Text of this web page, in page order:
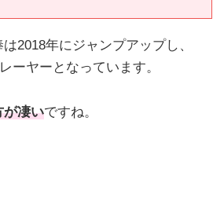
2018年にジャンプアップし、
ーヤーとなっています。
が凄いですね。